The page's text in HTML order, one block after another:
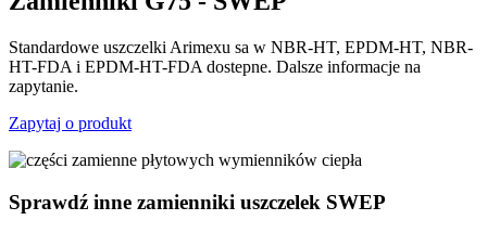
Standardowe uszczelki Arimexu sa w NBR-HT, EPDM-HT, NBR-
HT-FDA i EPDM-HT-FDA dostepne. Dalsze informacje na
zapytanie.
Zapytaj o produkt
Sprawdź inne zamienniki uszczelek SWEP